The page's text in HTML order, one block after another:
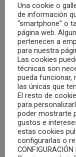
Además, la
sexistas:
siempre
representación
aceptación de
permisivas hacia
2023; Malamuth
Por último, este
en que los
pornografía
Una cookie o
de información
“smartphone” o
página web.
pertenecen a
para nuestra
Las cookies
técnicas son
pueda funcionar,
las únicas que
El resto de
para
poder mostrarte
gustos e
estas cookies
configurarlas o
CONFIGURACIÓN